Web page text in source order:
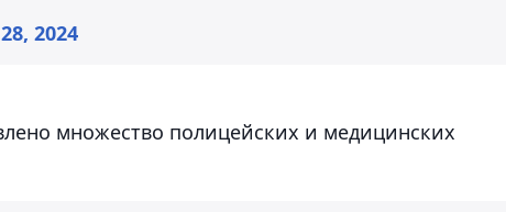
2024
множество полицейских и медицинских